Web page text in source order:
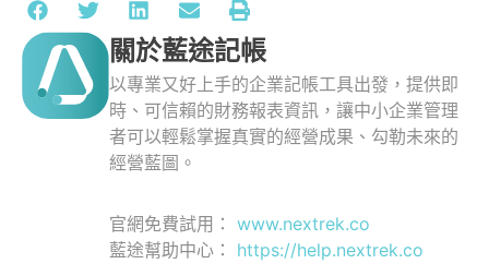
關於藍途記帳
以專業又好上手的企業記帳工具出發，提供即
時、可信賴的財務報表資訊，讓中小企業管理
者可以輕鬆掌握真實的經營成果、勾勒未來的
經營藍圖。
官網免費試用： www.nextrek.co
藍途幫助中心： https://help.nextrek.co